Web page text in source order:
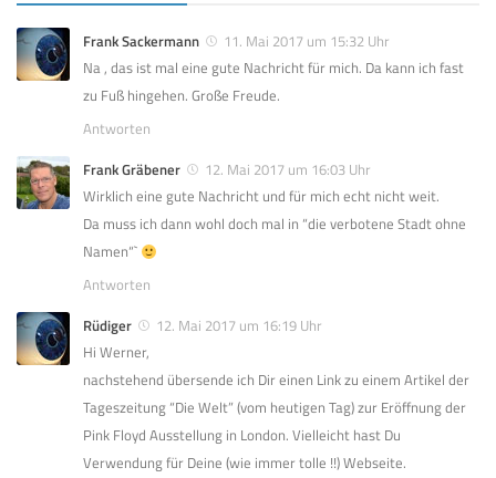
Frank Sackermann
11. Mai 2017 um 15:32 Uhr
Na , das ist mal eine gute Nachricht für mich. Da kann ich fast
zu Fuß hingehen. Große Freude.
Antworten
Frank Gräbener
12. Mai 2017 um 16:03 Uhr
Wirklich eine gute Nachricht und für mich echt nicht weit.
Da muss ich dann wohl doch mal in “die verbotene Stadt ohne
Namen“`
Antworten
Rüdiger
12. Mai 2017 um 16:19 Uhr
Hi Werner,
nachstehend übersende ich Dir einen Link zu einem Artikel der
Tageszeitung “Die Welt” (vom heutigen Tag) zur Eröffnung der
Pink Floyd Ausstellung in London. Vielleicht hast Du
Verwendung für Deine (wie immer tolle !!) Webseite.